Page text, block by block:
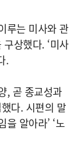
루는 미사와 관
상했다. ‘미사
.
, 곧 종교성과
다. 시편의 말
을 알아라’ ‘노